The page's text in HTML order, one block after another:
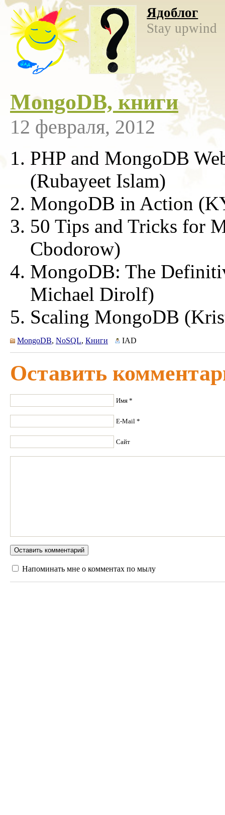
Ядоблог
Stay upwind
MongoDB, книги
12 февраля, 2012
PHP and MongoDB
(Rubayeet Islam)
MongoDB in Action
50 Tips and Tricks for
Cbodorow)
MongoDB: The
Michael Dirolf)
Scaling MongoDB
MongoDB, NoSQL, Книги IAD
Оставить
Имя *
E-Mail *
Сайт
Напоминать мне о комментах по мылу